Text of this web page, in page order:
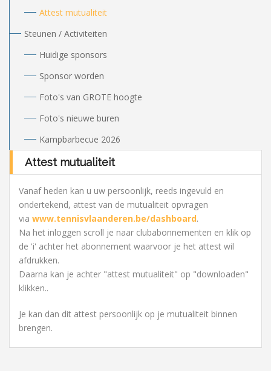
Attest mutualiteit
Steunen / Activiteiten
Huidige sponsors
Sponsor worden
Foto's van GROTE hoogte
Foto's nieuwe buren
Kampbarbecue 2026
Attest mutualiteit
Vanaf heden kan u uw persoonlijk, reeds ingevuld en
ondertekend, attest van de mutualiteit opvragen
via www.tennisvlaanderen.be/dashboard.
Na het inloggen scroll je naar clubabonnementen en klik op
de 'i' achter het abonnement waarvoor je het attest wil
afdrukken.
Daarna kan je achter "attest mutualiteit" op "downloaden"
klikken..
Je kan dan dit attest persoonlijk op je mutualiteit binnen
brengen.